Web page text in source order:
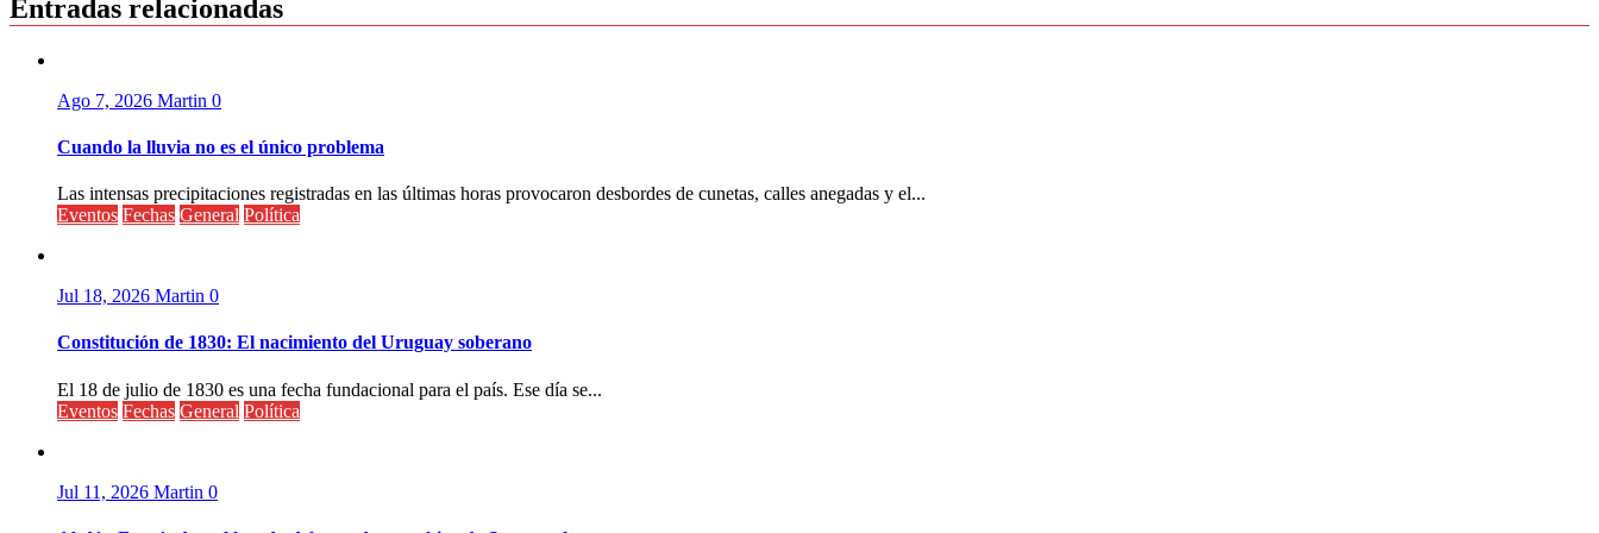
Entradas relacionadas
Ago 7, 2026 Martin 0
Cuando la lluvia no es el único problema
Las intensas precipitaciones registradas en las últimas horas provocaron desbordes de cunetas, calles anegadas y el...
Eventos Fechas General Política
Jul 18, 2026 Martin 0
Constitución de 1830: El nacimiento del Uruguay soberano
El 18 de julio de 1830 es una fecha fundacional para el país. Ese día se...
Eventos Fechas General Política
Jul 11, 2026 Martin 0